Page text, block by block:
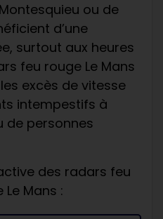
ou de
d’une
surtout aux heures
feu rouge Le Mans
excès de vitesse
intempestifs à
de personnes
des radars feu
Mans :